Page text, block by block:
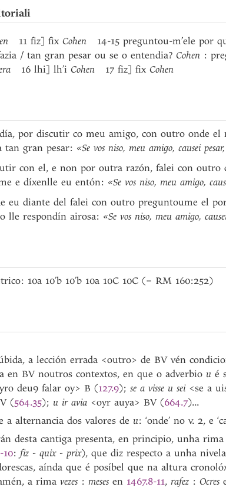
11 fiz] fix Cohen 14-15 preguntou-m’ele por
/ tan gran pesar ou se o entendia? Cohen :
16 lhi] lh’i Cohen 17 fiz] fix Cohen
por discutir co meu amigo, con outro onde
tan gran pesar: «Se vos niso, meu amigo, causei
con el, e non por outra razón, falei con outro
e díxenlle eu entón: «Se vos niso, meu amigo,
eu diante del falei con outro preguntoume el
lle respondín airosa: «Se vos niso, meu amigo,
10a 10’b 10’b 10a 10C 10C (= RM 160:252)
a lección errada <outro> de BV vén
en BV noutros contextos, en que o adverbio u é
deu9 falar oy> B (127.9); se a visse u sei<se a
(564.35); u ir avia <oyr auya> BV (664.7)...
a alternancia dos valores de u: ‘onde’ no v. 2, e
desta cantiga presenta, en principio, unha rima
10: fiz - quix - prix), que diz respecto a unha
aínda que é posíbel que na altura
a rima vezes : meses en 1467.8-11, rafez : Ocres